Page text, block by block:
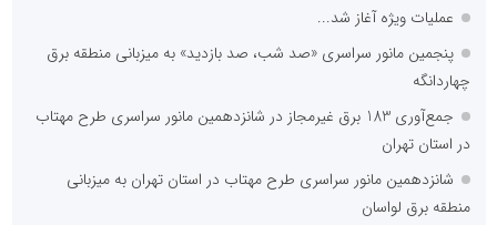
عملیات ویژه آغاز شد...
پنجمین مانور سراسری «صد شب، صد بازدید» به میزبانی منطقه برق
چهاردانگه
جمع‌آوری 183 برق غیرمجاز در شانزدهمین مانور سراسری طرح مهتاب
در استان تهران
شانزدهمین مانور سراسری طرح مهتاب در استان تهران به میزبانی
منطقه برق لواسان